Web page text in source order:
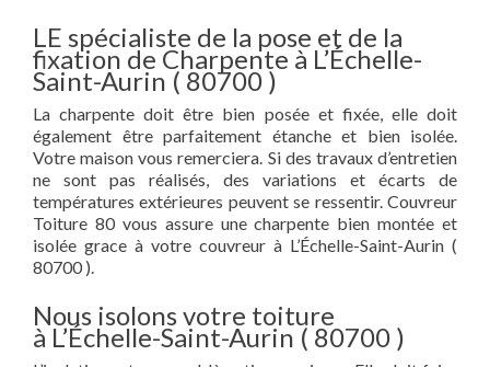
LE spécialiste de la pose et de la
fixation de Charpente à L’Échelle-
Saint-Aurin ( 80700 )
La charpente doit être bien posée et fixée, elle doit
également être parfaitement étanche et bien isolée.
Votre maison vous remerciera. Si des travaux d’entretien
ne sont pas réalisés, des variations et écarts de
températures extérieures peuvent se ressentir. Couvreur
Toiture 80 vous assure une charpente bien montée et
isolée grace à votre couvreur à L’Échelle-Saint-Aurin (
80700 ).
Nous isolons votre toiture
à L’Échelle-Saint-Aurin ( 80700 )